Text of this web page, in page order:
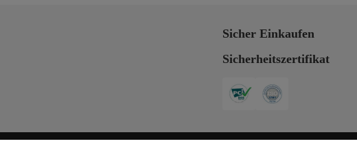
Sicher Einkaufen
Sicherheitszertifikat